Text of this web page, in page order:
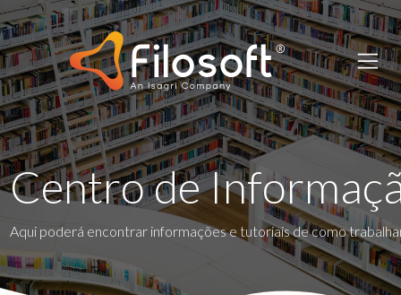
Centro de
Aqui poderá encontrar informações e tutoriais de como